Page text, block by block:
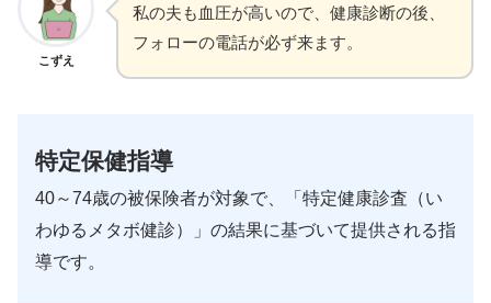
こずえ
私の夫も血圧が高いので、健康診断の後、
フォローの電話が必ず来ます。
特定保健指導
40～74歳の被保険者が対象で、「特定健康診査（い
わゆるメタボ健診）」の結果に基づいて提供される指
導です。